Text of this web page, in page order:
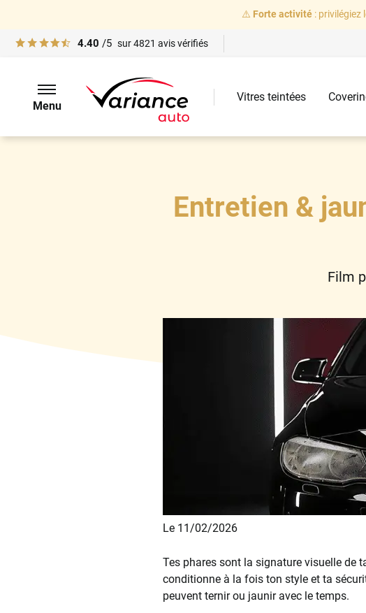
⚠️ Forte activité: privilégiez
4.40 /5 sur4821 avis vérifiés
Menu
Vitres teintées
Le 11/02/2026
Entretien &
Film
Tes phares sont la signature visuelle de
conditionne à la fois ton style et ta
peuvent ternir ou jaunir avec le temps.